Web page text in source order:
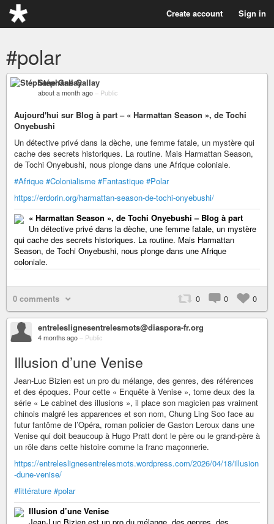
Create account Sign in
#polar
Stéphane Gallay
about a month ago – Public
Aujourd'hui sur Blog à part – « Harmattan Season », de Tochi
Onyebushi
Un détective privé dans la dèche, une femme fatale, un mystère qui
cache des secrets historiques. La routine. Mais Harmattan Season,
de Tochi Onyebushi, nous plonge dans une Afrique coloniale.
#Afrique #Colonialisme #Fantastique #Polar
https://erdorin.org/harmattan-season-de-tochi-onyebushi/
« Harmattan Season », de Tochi Onyebushi – Blog à part
Un détective privé dans la dèche, une femme fatale, un mystère
qui cache des secrets historiques. La routine. Mais Harmattan
Season, de Tochi Onyebushi, nous plonge dans une Afrique
coloniale.
0 comments 0 0 0
entreleslignesentrelesmots@diaspora-fr.org
4 months ago – Public
Illusion d’une Venise
Jean-Luc Bizien est un pro du mélange, des genres, des références
et des époques. Pour cette « Enquête à Venise », tome deux des la
série « Le cabinet des illusions », il place son magicien pas vraiment
chinois malgré les apparences et son nom, Chung Ling Soo face au
futur fantôme de l’Opéra, roman policier de Gaston Leroux dans une
Venise qui doit beaucoup à Hugo Pratt dont le père ou le grand-père à
un rôle dans cette histoire comme la franc maçonnerie.
https://entreleslignesentrelesmots.wordpress.com/2026/04/18/illusion
-dune-venise/
#littérature #polar
Illusion d’une Venise